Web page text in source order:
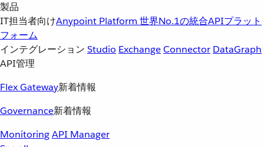
製品
IT担当者向けAnypoint Platform 世界No.1の統合APIプラット
フォーム
インテグレーション Studio ExchangeConnector DataGraph
API管理
Flex Gateway新着情報
Governance新着情報
MonitoringAPI Manager